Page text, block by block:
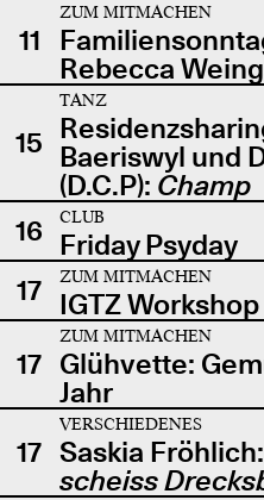
11
ZUM MITMACHEN
Rebecca
15
TANZ
Baeriswyl und
(D.C.P): Champ
16
CLUB
Friday Psyday
17
ZUM MITMACHEN
IGTZ Workshop
17
ZUM MITMACHEN
Glühvette:
Jahr
17
VERSCHIEDENES
Saskia Fröhlich:
scheiss